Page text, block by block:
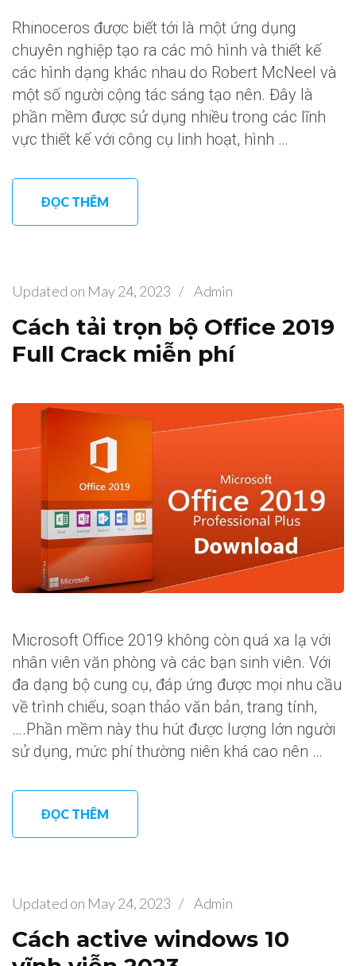
Rhinoceros được biết tới là một ứng dụng
chuyên nghiệp tạo ra các mô hình và thiết kế
các hình dạng khác nhau do Robert McNeel và
một số người cộng tác sáng tạo nên. Đây là
phần mềm được sử dụng nhiều trong các lĩnh
vực thiết kế với công cụ linh hoạt, hình …
ĐỌC THÊM
Updated on May 24, 2023 / Admin
Cách tải trọn bộ Office 2019
Full Crack miễn phí
Microsoft Office 2019 không còn quá xa lạ với
nhân viên văn phòng và các bạn sinh viên. Với
đa dạng bộ cung cụ, đáp ứng được mọi nhu cầu
về trình chiếu, soạn thảo văn bản, trang tính,
….Phần mềm này thu hút được lượng lớn người
sử dụng, mức phí thường niên khá cao nên …
ĐỌC THÊM
Updated on May 24, 2023 / Admin
Cách active windows 10